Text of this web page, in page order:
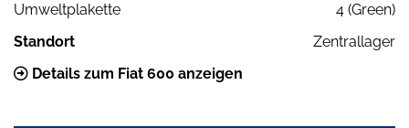
Umweltplakette
4 (Green)
Standort
Zentrallager
Details zum Fiat 600 anzeigen